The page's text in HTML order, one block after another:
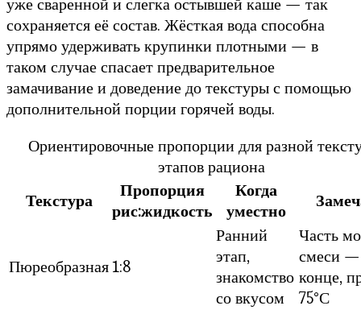
уже сваренной и слегка остывшей каше — так
сохраняется её состав. Жёсткая вода способна
упрямо удерживать крупинки плотными — в
таком случае спасает предварительное
замачивание и доведение до текстуры с помощью
дополнительной порции горячей воды.
Ориентировочные пропорции для разной
этапов рациона
Текстура
Пропорция
рис:жидкость
Когда
уместно
Пюреобразная1:8
Ранний
этап,
знакомство
со вкусом
Часть
смеси
конце,
75°С